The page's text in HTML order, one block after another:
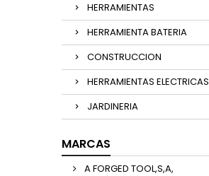
HERRAMIENTAS
HERRAMIENTA BATERIA
CONSTRUCCION
HERRAMIENTAS ELECTRICAS
JARDINERIA
MARCAS
A FORGED TOOL,S,A,